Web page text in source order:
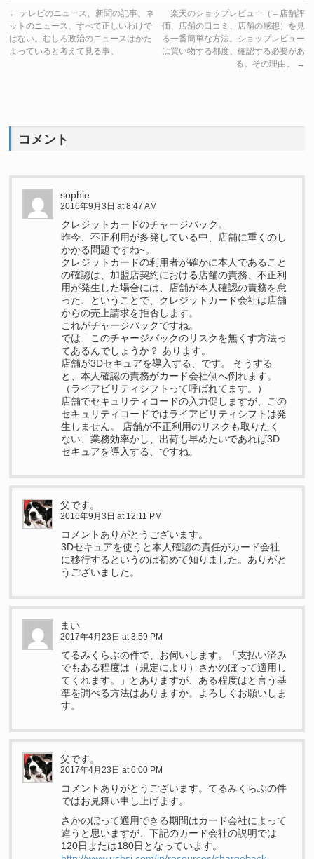
← テレビのニュース、新聞の記事、ネ
ットのニュース、すべて正しいわけで
はない。むしろ政治のニュースはかた
よっていると考えて見る事。
楽天のショップレビュー（＝店舗評
価、店舗の口コミ、店舗の感想）を見
る一番簡単な方法。ショップレビュー
は買い物する都度、確認する必要があ
る。その理由。
→
コメント
sophie
2016年9月3日 at 8:47 AM
クレジットカードのチャージバック。
昨今、不正利用が多発している中、店舗に重くのし
かかる問題ですね~。
クレジットカードの利用者が確かに本人であること
の確認は、加盟店契約における店舗の責務、不正利
用が発生した場合には、店舗が本人確認の責務を怠
った、ということで、クレジットカード会社は店舗
からの売上請求を拒否します。
これがチャージバックですね。
では、このチャージバックのリスクを無くす方法っ
てあるんでしょうか？ あります。
店舗が3Dセキュアを導入する、です。 そうする
と、本人確認の責務がカード会社側へ倒れます。
（ライアビリティシフトって呼ばれてます。）
店舗でセキュリティコードの入力促しますが、この
セキュリティコードではライアビリティシフトは発
生しません。 店舗が不正利用のリスクも取りたく
ない、業務効率かし、出荷も早めたいであれば3D
セキュアを導入する、ですね。
父です。
2016年9月3日 at 12:11 PM
コメントありがとうございます。
3Dセキュアを使うと本人確認の責任がカード会社
に移行するというのは初めて知りました。ありがと
うございました。
まい
2017年4月23日 at 3:59 PM
てるみくらぶの件で、お伺いします。「支払い済み
でもある程度は（規定により）さかのぼって適用し
てくれます。」とありますが、ある程度はと言う基
準を調べる方法はありますか。よろしくお願いしま
す。
父です。
2017年4月23日 at 6:00 PM
コメントありがとうございます。てるみくらぶの件
ではお見舞い申し上げます。
さかのぼって適用できる期間はカード会社によって
違うと思いますが、下記のカード会社の説明では
120日または180日となっています。